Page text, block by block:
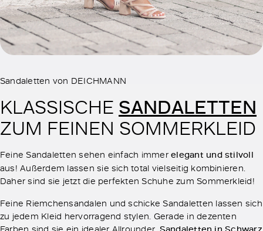
Sandaletten von DEICHMANN
KLASSISCHE SANDALETTEN
ZUM FEINEN SOMMERKLEID
Feine Sandaletten sehen einfach immerelegant und stilvoll
aus! Außerdem lassen sie sich total vielseitig kombinieren.
Daher sind sie jetzt die perfekten Schuhe zum Sommerkleid!
Feine Riemchensandalen und schicke Sandaletten lassen sich
zu jedem Kleid hervorragend stylen. Gerade in dezenten
Farben sind sie ein idealer Allrounder.